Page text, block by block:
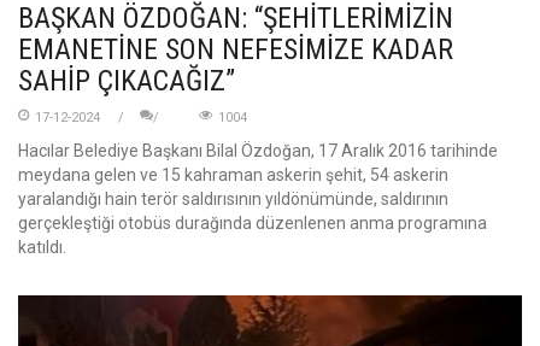
BAŞKAN ÖZDOĞAN: “ŞEHİTLERİMİZİN
EMANETİNE SON NEFESİMİZE KADAR
SAHİP ÇIKACAĞIZ”
17-12-2024 1004
Hacılar Belediye Başkanı Bilal Özdoğan, 17 Aralık 2016 tarihinde
meydana gelen ve 15 kahraman askerin şehit, 54 askerin
yaralandığı hain terör saldırısının yıldönümünde, saldırının
gerçekleştiği otobüs durağında düzenlenen anma programına
katıldı.